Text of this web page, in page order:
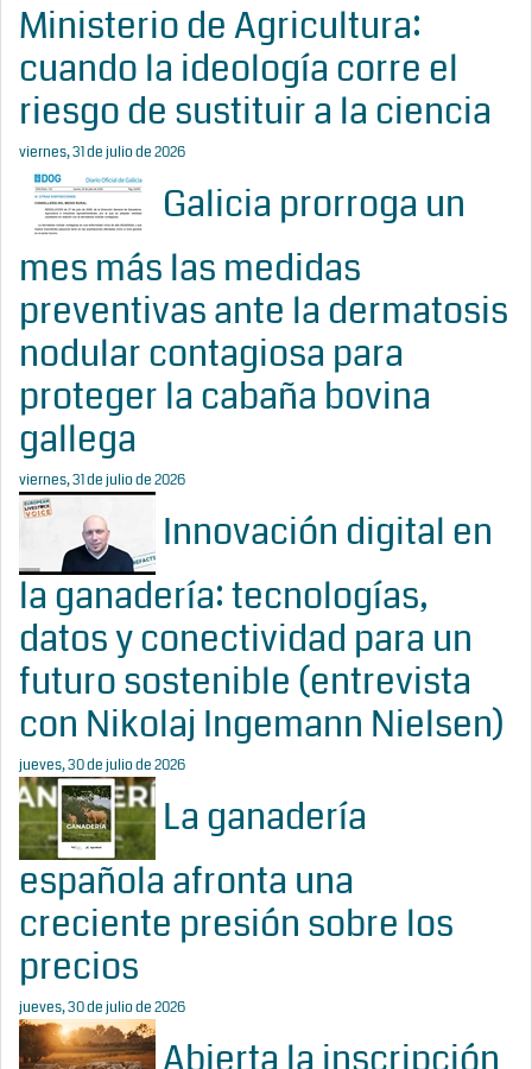
Ministerio de Agricultura:
cuando la ideología corre el
riesgo de sustituir a la ciencia
viernes, 31 de julio de 2026
Galicia prorroga un
mes más las medidas
preventivas ante la dermatosis
nodular contagiosa para
proteger la cabaña bovina
gallega
viernes, 31 de julio de 2026
Innovación digital en
la ganadería: tecnologías,
datos y conectividad para un
futuro sostenible (entrevista
con Nikolaj Ingemann Nielsen)
jueves, 30 de julio de 2026
La ganadería
española afronta una
creciente presión sobre los
precios
jueves, 30 de julio de 2026